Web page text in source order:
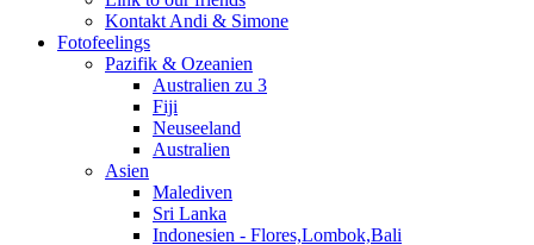
Kontakt Andi & Simone
Fotofeelings
Pazifik & Ozeanien
Australien zu 3
Fiji
Neuseeland
Australien
Asien
Malediven
Sri Lanka
Indonesien - Flores,Lombok,Bali